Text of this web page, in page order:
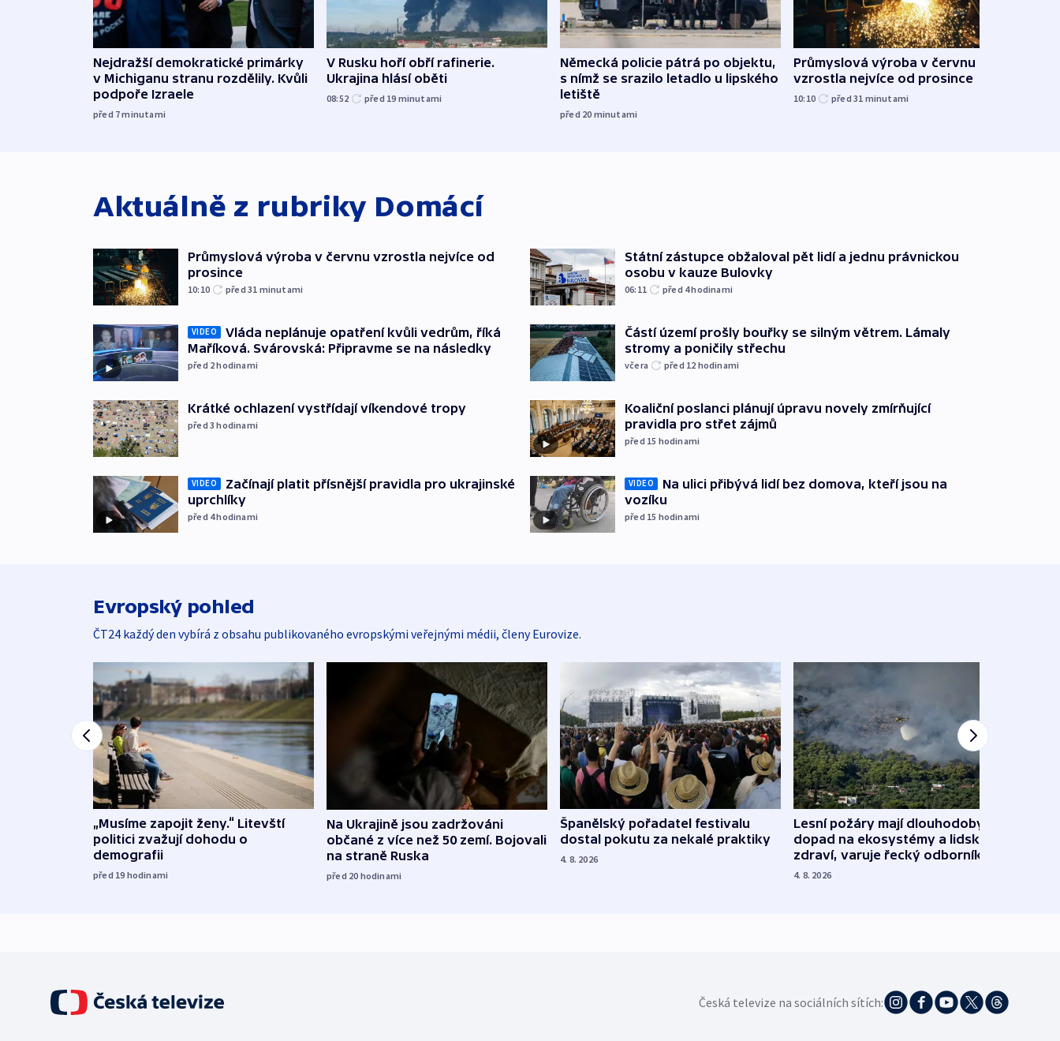
Nejdražší demokratické primárky
v Michiganu stranu rozdělily. Kvůli
podpoře Izraele
před 7minutami
V Rusku hoří obří rafinerie.
Ukrajina hlásí oběti
08:52 před 19 minutami
Německá policie pátrá po objektu,
s nímž se srazilo letadlo u lipského
letiště
před 20 minutami
Průmyslová výroba v červnu
vzrostla nejvíce od prosince
10:10 před 31 minutami
Aktuálně z rubriky Domácí
Průmyslová výroba v červnu vzrostla nejvíce od
prosince
10:10 před 31 minutami
VIDEO
Vláda neplánuje opatření kvůli vedrům, říká
Maříková. Svárovská: Připravme se na následky
před 2hodinami
Krátké ochlazení vystřídají víkendové tropy
před 3hodinami
VIDEO
Začínají platit přísnější pravidla pro ukrajinské
uprchlíky
před 4hodinami
Státní zástupce obžaloval pět lidí a jednu právnickou
osobu v kauze Bulovky
06:11 před 4hodinami
Částí území prošly bouřky se silným větrem. Lámaly
stromy a poničily střechu
včera před 12 hodinami
Koaliční poslanci plánují úpravu novely zmírňující
pravidla pro střet zájmů
před 15 hodinami
VIDEO
Na ulici přibývá lidí bez domova, kteří jsou na
vozíku
před 15 hodinami
Evropský pohled
ČT24 každý den vybírá z obsahu publikovaného evropskými veřejnými médii, členy Eurovize.
„Musíme zapojit ženy.“ Litevští
politici zvažují dohodu o
demografii
před 19 hodinami
Na Ukrajině jsou zadržováni
občané z více než 50 zemí. Bojovali
na straně Ruska
před 20 hodinami
Španělský pořadatel festivalu
dostal pokutu za nekalé praktiky
4. 8. 2026
Lesní požáry mají dlouhodobý
dopad na ekosystémy a lidské
zdraví, varuje řecký odborník
4. 8. 2026
Česká televize na sociálních sítích: